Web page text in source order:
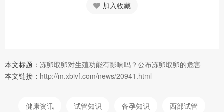
加入收藏
本文标题： 冻卵取卵对生殖功能有影响吗？公布冻卵取卵的危害
本文链接： http://m.xbivf.com/news/20941.html
健康资讯 试管知识 备孕知识 西部试管